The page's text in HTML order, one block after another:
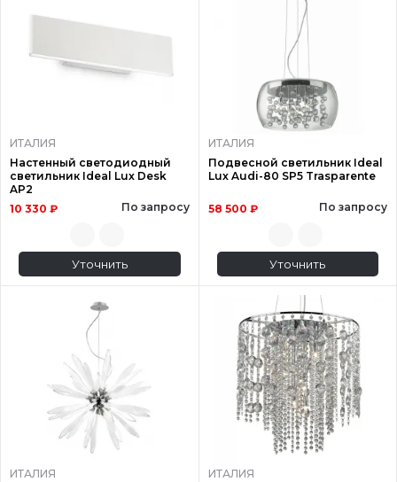
ИТАЛИЯ
Настенный светодиодный
светильник Ideal Lux Desk
AP2
10 330 ₽
По запросу
Уточнить
ИТАЛИЯ
Подвесной светильник Ideal
Lux Audi-80 SP5 Trasparente
58 500 ₽ По запросу
Уточнить
ИТАЛИЯ
ИТАЛИЯ